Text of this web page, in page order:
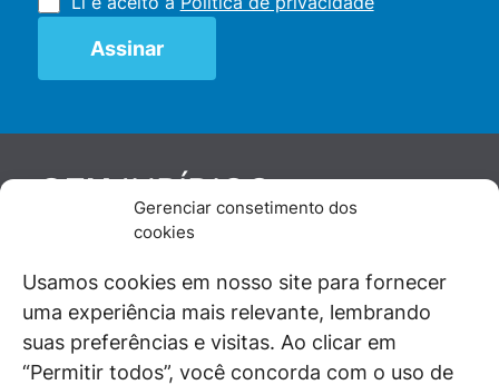
Gerenciar consetimento dos
cookies
Usamos cookies em nosso site para fornecer
uma experiência mais relevante, lembrando
suas preferências e visitas. Ao clicar em
“Permitir todos”, você concorda com o uso de
GENJURÍDICO
De maneira independente, os autores e
juristas e doutrinadores nacionais, se posicionam
diante de questões relevantes do cotidiano e
universo jurídico.